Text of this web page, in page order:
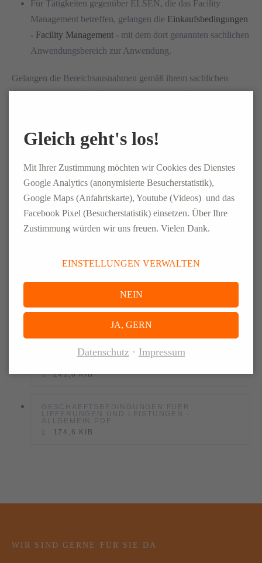
Für Tätigkeiten gegenüber ELSEN, die das Facility
Management betreffen, gelangen die Einkaufsbedingungen
- Facility Management - mit dem dort genannten sachlichen
Anwendungsbereich zur Anwendung.
Gelangen die Bereichsausnahmen gemäß ihrem sachlichen
Anwendungsbereich nicht zur Anwendung, gelangen die
Downloads
ALLGEMEINE GESCHAEFTSBEDINGUNGEN
PERSONALDIENSTLEISTUNG STAND
11_2025.PDF
200,8 KIB
ALLGEMEINE
ADSP - 2017.PDF
EINKAUFSBEDINGUNGEN - SPEDITION UND
241,8 KIB
GESCHAEFTSBEDINGUNGEN FUER
LIEFERUNGEN UND LEISTUNGEN -
ALLGEMEIN.PDF
174,6 KIB
WIR SIND GERNE FÜR SIE DA
Gleich geht's los!
Mit Ihrer Zustimmung möchten wir Cookies des Dienstes
Google Analytics (anonymisierte Besucherstatistik),
Google Maps (Anfahrtskarte), Youtube (Videos) und das
Facebook Pixel (Besucherstatistik) einsetzen. Über Ihre
Zustimmung würden wir uns freuen. Vielen Dank.
EINSTELLUNGEN VERWALTEN
NEIN
JA, GERN
Datenschutz Impressum